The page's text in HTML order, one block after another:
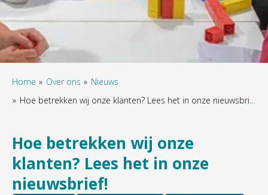
Home Over ons
Nieuws
Hoe betrekken wij onze klanten? Lees het in onze nieuwsbrief!
Hoe betrekken wij onze
klanten? Lees het in onze
nieuwsbrief!